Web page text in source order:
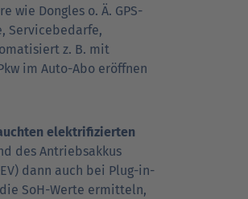
wie Dongles o. Ä. GPS-
Servicebedarfe,
z. B. mit
im Auto-Abo eröffnen
elektrifizierten
des Antriebsakkus
dann auch bei Plug-in-
SoH-Werte ermitteln,